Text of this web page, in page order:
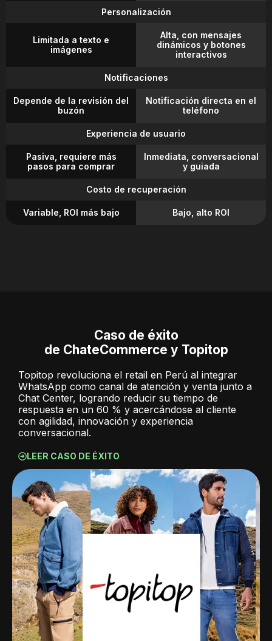
Personalización
Limitada a texto e
imágenes
Alta, con mensajes
dinámicos y botones
interactivos
Notificaciones
Depende de la revisión del
buzón
Notificación directa en el
teléfono
Experiencia de usuario
Pasiva, requiere más
pasos para comprar
Inmediata, conversacional
y guiada
Costo de recuperación
Variable, ROI más bajo Bajo, alto ROI
Caso de éxito
de ChateCommerce y Topitop
Topitop revoluciona el retail en Perú al integrar
WhatsApp como canal de atención y venta junto a
Chat Center, logrando reducir su tiempo de
respuesta en un 60 % y acercándose al cliente
con agilidad, innovación y experiencia
conversacional.
LEER CASO DE ÉXITO